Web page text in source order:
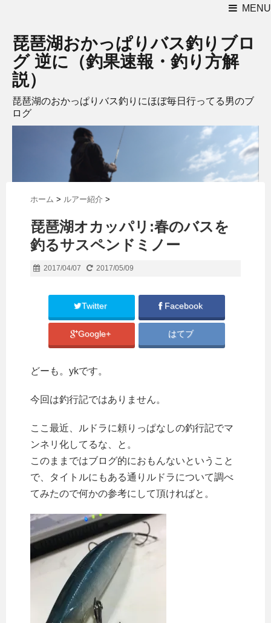
MENU
琵琶湖おかっぱりバス釣りブロ
グ 逆に（釣果速報・釣り方解
説）
琵琶湖のおかっぱりバス釣りにほぼ毎日行ってる男のブ
ログ
ホーム > ルアー紹介 >
琵琶湖オカッパリ:春のバスを
釣るサスペンドミノー
2017/04/07 2017/05/09
Twitter Facebook
Google+ はてブ
どーも。ykです。
今回は釣行記ではありません。
ここ最近、ルドラに頼りっぱなしの釣行記でマ
ンネリ化してるな、と。
このままではブログ的におもんないということ
で、タイトルにもある通りルドラについて調べ
てみたので何かの参考にして頂ければと。